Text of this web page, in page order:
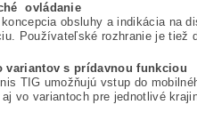
ovládanie
koncepcia obsluhy a indikácia na
Používateľské rozhranie je tiež
variantov s prídavnou funkciou
TIG umožňujú vstup do
vo variantoch pre jednotlivé